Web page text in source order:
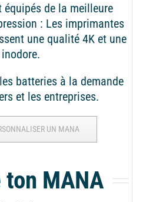
équipés de la meilleure
: Les imprimantes
une qualité 4K et une
batteries à la demande
et les entreprises.
UN MANA
ton MANA